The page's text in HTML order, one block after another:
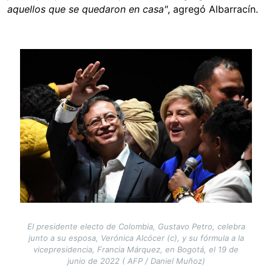
aquellos que se quedaron en casa", agregó Albarracín.
El presidente electo de Colombia, Gustavo Petro, celebra
junto a su esposa, Verónica Alcócer (c), y su fórmula a la
vicepresidencia, Francia Márquez, en Bogotá, el 19 de
junio de 2022 ( AFP / Daniel Muñoz)